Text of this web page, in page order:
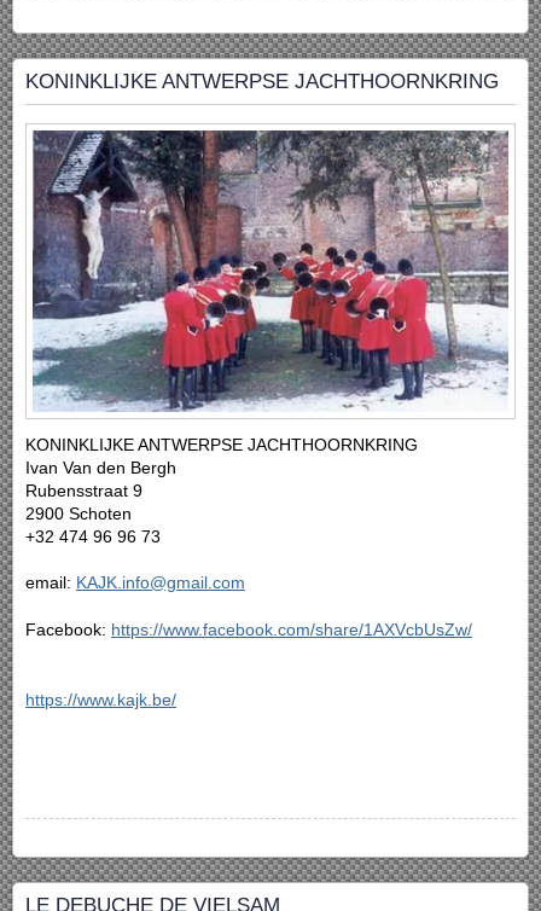
KONINKLIJKE ANTWERPSE JACHTHOORNKRING
KONINKLIJKE ANTWERPSE JACHTHOORNKRING
Ivan Van den Bergh
Rubensstraat 9
2900 Schoten
+32 474 96 96 73
email: KAJK.info@gmail.com
Facebook: https://www.facebook.com/share/1AXVcbUsZw/
https://www.kajk.be/
LE DEBUCHE DE VIELSAM